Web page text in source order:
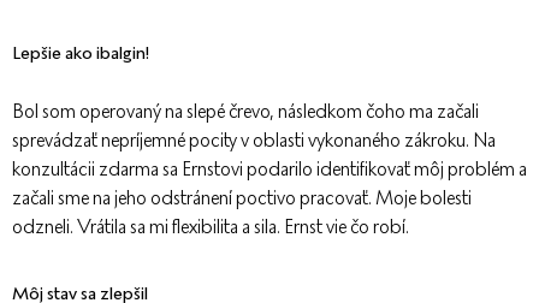
Lepšie ako ibalgin!
Bol som operovaný na slepé črevo, následkom čoho ma začali
sprevádzať nepríjemné pocity v oblasti vykonaného zákroku. Na
konzultácii zdarma sa Ernstovi podarilo identifikovať môj problém a
začali sme na jeho odstránení poctivo pracovať. Moje bolesti
odzneli. Vrátila sa mi flexibilita a sila. Ernst vie čo robí.
Môj stav sa zlepšil